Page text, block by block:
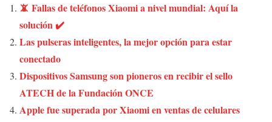
📵 Fallas de teléfonos Xiaomi a nivel mundial: Aquí la
solución ✔️
Las pulseras inteligentes, la mejor opción para estar
conectado
Dispositivos Samsung son pioneros en recibir el sello
ATECH de la Fundación ONCE
Apple fue superada por Xiaomi en ventas de celulares